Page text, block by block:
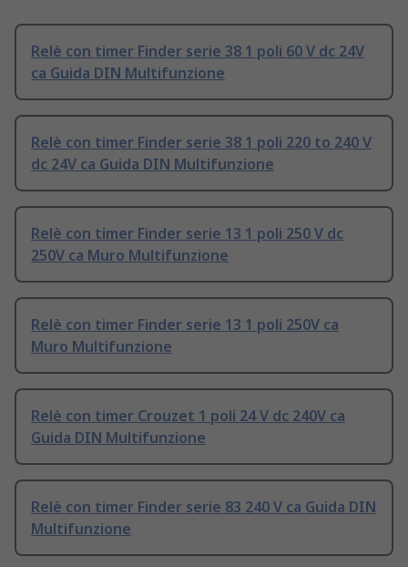
Relè con timer Finder serie 38 1 poli 60 V dc 24V
ca Guida DIN Multifunzione
Relè con timer Finder serie 38 1 poli 220 to 240 V
dc 24V ca Guida DIN Multifunzione
Relè con timer Finder serie 13 1 poli 250 V dc
250V ca Muro Multifunzione
Relè con timer Finder serie 13 1 poli 250V ca
Muro Multifunzione
Relè con timer Crouzet 1 poli 24 V dc 240V ca
Guida DIN Multifunzione
Relè con timer Finder serie 83 240 V ca Guida DIN
Multifunzione